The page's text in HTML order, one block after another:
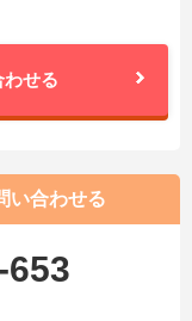
せる
い合わせる
653